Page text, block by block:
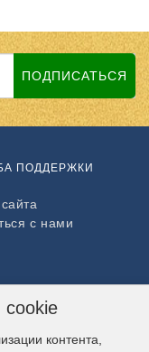
ПОДПИСАТЬСЯ
ПОДДЕРЖКИ
с нами
cookie
контента,